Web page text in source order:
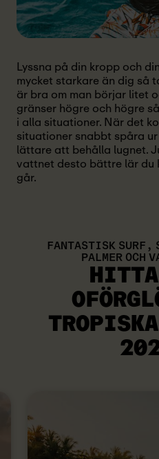
Lyssna på din kropp och
mycket starkare än dig så
är bra om man börjar litet
gränser högre och högre
i alla situationer. När det
situationer snabbt spåra
lättare att behålla lugnet.
vattnet desto bättre lär du
går.
FANTASTISK SURF,
PALMER OCH